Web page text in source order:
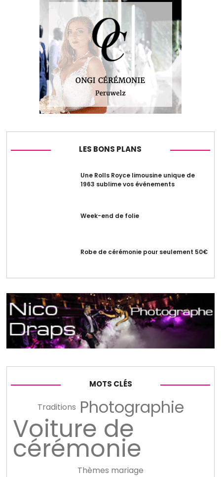
LES BONS PLANS
Une Rolls Royce limousine unique de
1963 sublime vos événements
Week-end de folie
Robe de cérémonie pour seulement 50€
MOTS CLÉS
Traditions Photographie
Voiture de
cérémonie
Thèmes mariage